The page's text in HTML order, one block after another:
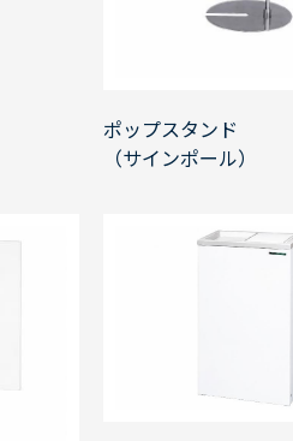
ポップスタンド
（サインポール）